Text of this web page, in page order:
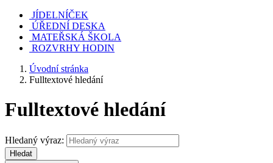
JÍDELNÍČEK
ÚŘEDNÍ DESKA
MATEŘSKÁ ŠKOLA
ROZVRHY HODIN
Úvodní stránka
Fulltextové hledání
Fulltextové hledání
Hledaný výraz:
Hledat